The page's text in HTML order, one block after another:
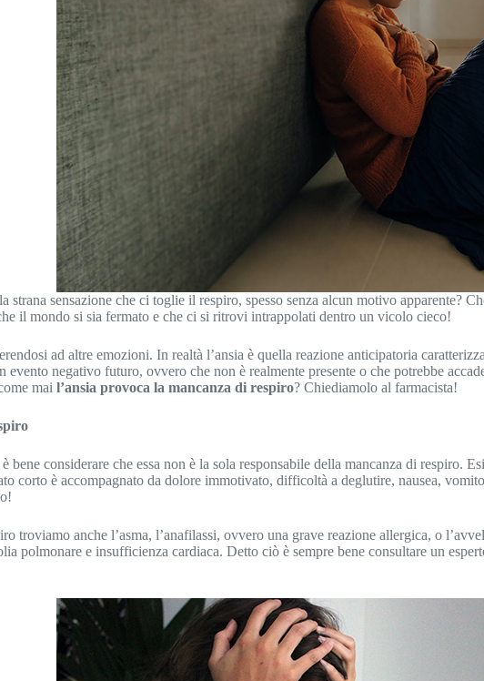
sensazione che ci toglie il respiro, spesso senza alcun motivo apparente?
il mondo si sia fermato e che ci si ritrovi intrappolati dentro un vicolo cieco!
ad altre emozioni. In realtà l’ansia è quella reazione anticipatoria
negativo futuro, ovvero che non è realmente presente o che potrebbe
mai l’ansia provoca la mancanza di respiro? Chiediamolo al farmacista!
bene considerare che essa non è la sola responsabile della mancanza di respiro.
corto è accompagnato da dolore immotivato, difficoltà a deglutire, nausea,
troviamo anche l’asma, l’anafilassi, ovvero una grave reazione allergica, o
polmonare e insufficienza cardiaca. Detto ciò è sempre bene consultare un